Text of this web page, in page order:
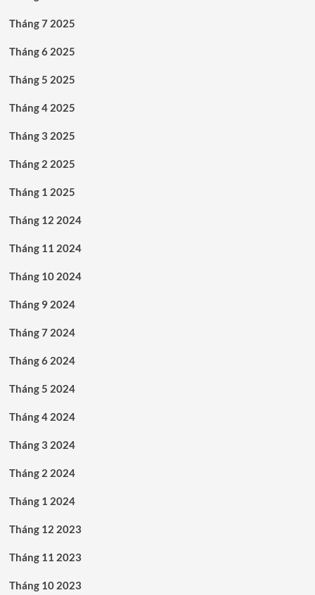
Tháng 7 2025
Tháng 6 2025
Tháng 5 2025
Tháng 4 2025
Tháng 3 2025
Tháng 2 2025
Tháng 1 2025
Tháng 12 2024
Tháng 11 2024
Tháng 10 2024
Tháng 9 2024
Tháng 7 2024
Tháng 6 2024
Tháng 5 2024
Tháng 4 2024
Tháng 3 2024
Tháng 2 2024
Tháng 1 2024
Tháng 12 2023
Tháng 11 2023
Tháng 10 2023